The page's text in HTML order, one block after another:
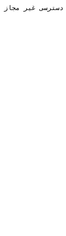
دسترسی غیر مجاز